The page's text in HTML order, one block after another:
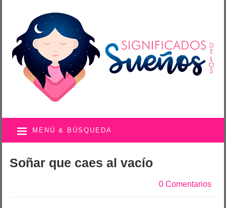
MENÚ & BÚSQUEDA
Soñar que caes al vacío
0 Comentarios